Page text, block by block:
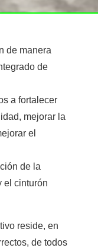
de manera
de
a fortalecer
mejorar la
el
de la
el cinturón
reside, en
de todos